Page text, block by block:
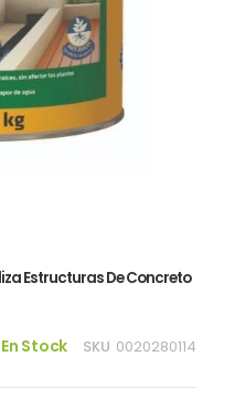
Estructuras De Concreto
En Stock SKU 0020280114